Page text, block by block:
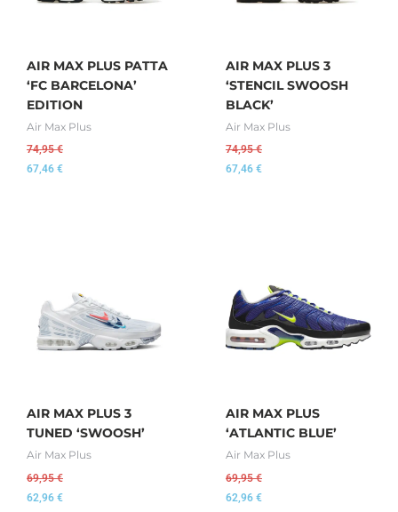
AIR MAX PLUS PATTA
‘FC BARCELONA’
EDITION
Air Max Plus
74,95€
67,46 €
AIR MAX PLUS 3
‘STENCIL SWOOSH
BLACK’
Air Max Plus
74,95€
67,46 €
AIR MAX PLUS 3
TUNED ‘SWOOSH’
Air Max Plus
69,95€
62,96 €
AIR MAX PLUS
‘ATLANTIC BLUE’
Air Max Plus
69,95€
62,96 €